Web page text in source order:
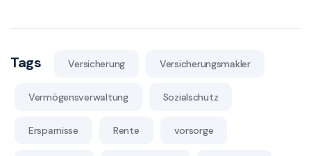
Tags Versicherung Versicherungsmakler
Vermögensverwaltung Sozialschutz
Ersparnisse Rente vorsorge